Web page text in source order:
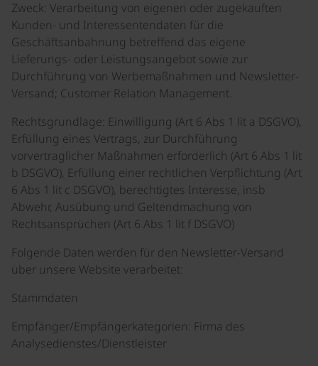
Zweck: Verarbeitung von eigenen oder zugekauften
Kunden- und Interessentendaten für die
Geschäftsanbahnung betreffend das eigene
Lieferungs- oder Leistungsangebot sowie zur
Durchführung von Werbemaßnahmen und Newsletter-
Versand; Customer Relation Management.
Rechtsgrundlage: Einwilligung (Art 6 Abs 1 lit a DSGVO),
Erfüllung eines Vertrags, zur Durchführung
vorvertraglicher Maßnahmen erforderlich (Art 6 Abs 1 lit
b DSGVO), Erfüllung einer rechtlichen Verpflichtung (Art
6 Abs 1 lit c DSGVO), berechtigtes Interesse, insb
Abwehr, Ausübung und Geltendmachung von
Rechtsansprüchen (Art 6 Abs 1 lit f DSGVO)
Folgende Daten werden für den Newsletter-Versand
über unsere Website verarbeitet:
Stammdaten
Empfänger/Empfängerkategorien: Firma des
Analysedienstes/Dienstleister